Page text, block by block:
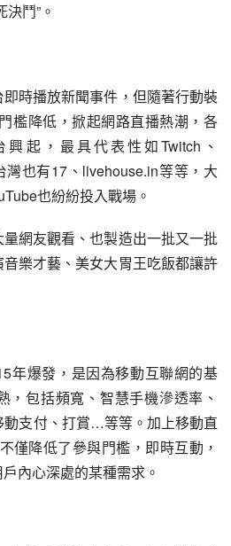
鬥”。
即時播放新聞事件，但隨著行動裝
檻降低，掀起網路直播熱潮，各
起，最具代表性如Twitch、
灣也有17、livehouse.in等等，大
也紛紛投入戰場。
網友觀看、也製造出一批又一批
音樂才藝、美女大胃王吃飯都讓許
年爆發，是因為移動互聯網的基
，包括頻寬、智慧手機滲透率、
支付、打賞…等等。加上移動直
僅降低了參與門檻，即時互動，
內心深處的某種需求。